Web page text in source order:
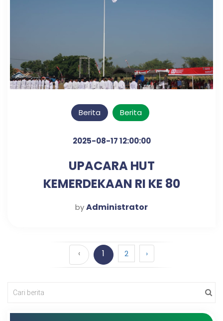
Berita Berita
2025-08-17 12:00:00
UPACARA HUT
KEMERDEKAAN RI KE 80
TAHUN
byAdministrator
‹ 1 2 ›